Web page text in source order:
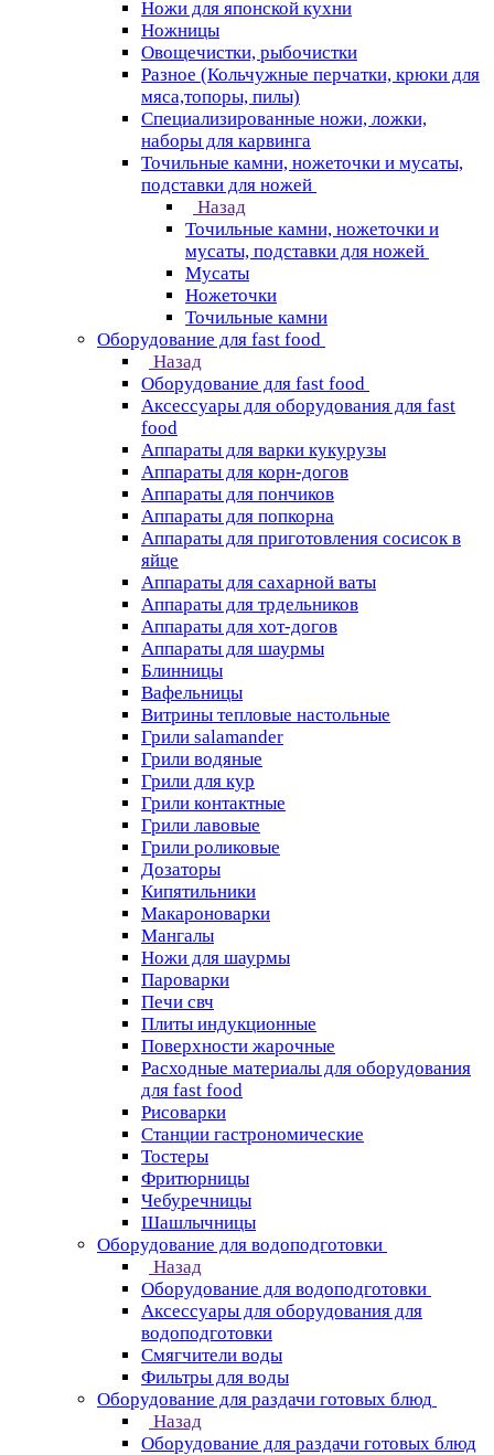
Ножи для японской кухни
Ножницы
Овощечистки, рыбочистки
Разное (Кольчужные перчатки, крюки для
мяса,топоры, пилы)
Специализированные ножи, ложки,
наборы для карвинга
Точильные камни, ножеточки и мусаты,
подставки для ножей
Назад
Точильные камни, ножеточки и
мусаты, подставки для ножей
Мусаты
Ножеточки
Точильные камни
Оборудование для fast food
Назад
Оборудование для fast food
Аксессуары для оборудования для fast
food
Аппараты для варки кукурузы
Аппараты для корн-догов
Аппараты для пончиков
Аппараты для попкорна
Аппараты для приготовления сосисок в
яйце
Аппараты для сахарной ваты
Аппараты для трдельников
Аппараты для хот-догов
Аппараты для шаурмы
Блинницы
Вафельницы
Витрины тепловые настольные
Грили salamander
Грили водяные
Грили для кур
Грили контактные
Грили лавовые
Грили роликовые
Дозаторы
Кипятильники
Макароноварки
Мангалы
Ножи для шаурмы
Пароварки
Печи свч
Плиты индукционные
Поверхности жарочные
Расходные материалы для оборудования
для fast food
Рисоварки
Станции гастрономические
Тостеры
Фритюрницы
Чебуречницы
Шашлычницы
Оборудование для водоподготовки
Назад
Оборудование для водоподготовки
Аксессуары для оборудования для
водоподготовки
Смягчители воды
Фильтры для воды
Оборудование для раздачи готовых блюд
Назад
Оборудование для раздачи готовых блюд